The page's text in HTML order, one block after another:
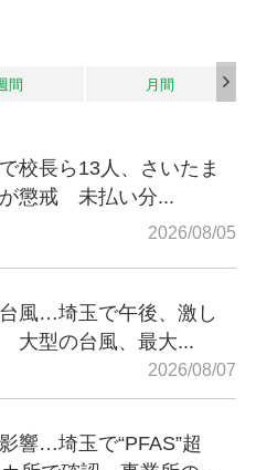
間 月間
校長ら13人、さいたま
懲戒 未払い分...
2026/08/05
風…埼玉で午後、激し
大型の台風、最大...
2026/08/07
響…埼玉で“PFAS”超